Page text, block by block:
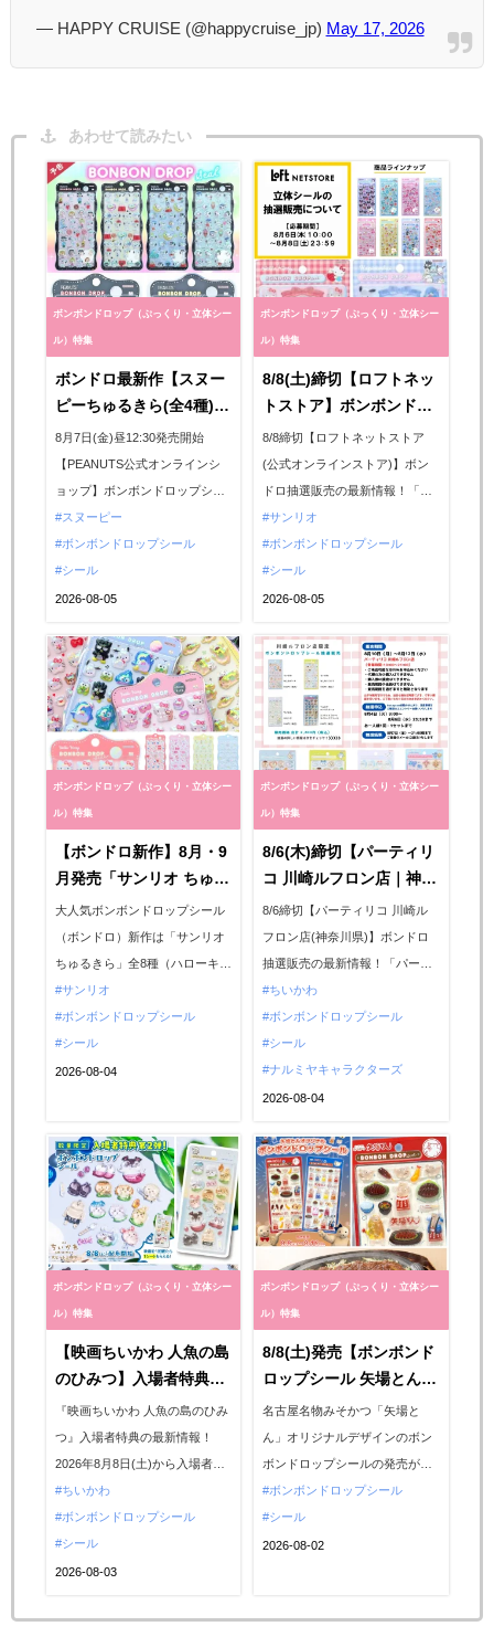
— HAPPY CRUISE (@happycruise_jp) May 17, 2026
あわせて読みたい
ボンボンドロップ（ぷっくり・立体シー
ル）特集
ボンドロ最新作【スヌー
ピーちゅるきら(全4種)】
PEANUTS公式オンライ
ンショップ「おかいもの
スヌーピー」で8月7日
(金)発売！これは争奪戦
の予感…♡
8月7日(金)昼12:30発売開始
【PEANUTS公式オンラインシ
ョップ】ボンボンドロップシー
ル販売の最新情報！PEANUTS
公式通販サイト「おかいものス
ヌーピー」にて、ボンボンドロ
ップシールの最新作「スヌーピ
販売が決定しました。販売は
2026年8月7日(金)昼12:30〜スタ
ート...
スヌーピー
ボンボンドロップシール
シール
2026-08-05
ボンボンドロップ（ぷっくり・立体シー
ル）特集
8/8(土)締切【ロフトネッ
トストア】ボンボンドロ
ップシール「サンリオ第
2弾」抽選販売！8/6(木)
抽選エントリースター
ト！
8/8締切【ロフトネットストア
(公式オンラインストア)】ボン
ドロ抽選販売の最新情報！「ロ
フトネットストア」にて、2026
年8月6日(木) 10時00分～ 2026
年8月8日(土) 23時59分に、ボン
ボンドロップシールの抽選販売
リオ第2弾(全8種類)」が登場。
商品情報や抽選エントリー方法
など...
サンリオ
ボンボンドロップシール
シール
2026-08-05
ボンボンドロップ（ぷっくり・立体シー
ル）特集
【ボンドロ新作】8月・9
月発売「サンリオ ちゅる
きら」が争奪戦の予
感‥！全8種のラインア
ップを全部見せ♡
大人気ボンボンドロップシール
（ボンドロ）新作は「サンリオ
ちゅるきら」全8種（ハローキテ
ィピンク・マイメロディ・ハン
ギョドン・ハローキティレッ
ド・ポムポムプリン・シナモロ
ール・クロミ・はぴだんぶい）
発売される売り切れ必至の新柄
情報をいち早くお届け！...
サンリオ
ボンボンドロップシール
シール
2026-08-04
ボンボンドロップ（ぷっくり・立体シー
ル）特集
8/6(木)締切【パーティリ
コ 川崎ルフロン店｜神奈
川県】ボンドロ「ちいか
わ第2弾」「ナルミヤ」
抽選販売♡8/10(月)〜
8/12(水)入場整理券！抽
選エントリースタート！
8/6締切【パーティリコ 川崎ル
フロン店(神奈川県)】ボンドロ
抽選販売の最新情報！「パーテ
ィリコ 川崎ルフロン店(神奈川
県)」にて、2026年8月10日
(月)〜8月12日(水)に、ボンボン
ドロップシールの抽選販売が決
定。今回はボンドロ「ちいかわ
ズ」が登場。商品情報や抽選エ
ントリー方法などを...
ちいかわ
ボンボンドロップシール
シール
ナルミヤキャラクターズ
2026-08-04
ボンボンドロップ（ぷっくり・立体シー
ル）特集
【映画ちいかわ 人魚の島
のひみつ】入場者特典第
2弾「ボンボンドロップ
シール」8/8(土)〜配布決
定！「絶対欲しい♡」
「行かなきゃっ！」
『映画ちいかわ 人魚の島のひみ
つ』入場者特典の最新情報！
2026年8月8日(土)から入場者特
典第2弾としてボンボンドロップ
シールが登場。配布場所や条件
や商品情報を画像とともに詳し
くご紹介。...
ちいかわ
ボンボンドロップシール
シール
2026-08-03
ボンボンドロップ（ぷっくり・立体シー
ル）特集
8/8(土)発売【ボンボンド
ロップシール 矢場とん】
みそかつ・ぶーちゃんの
全2種♡店舗販売は3通り
（イートイン・テイクア
ウト・本店限定）対象メ
ニュー＆店舗をチェッ
名古屋名物みそかつ「矢場と
ん」オリジナルデザインのボン
ボンドロップシールの発売が決
定！2026年8月8日(土)〜8月16
日(日)の期間限定で、イートイ
ンやテイクアウトにボンボンド
所などを詳しくご紹介しますの
ボンボンドロップシール
シール
2026-08-02